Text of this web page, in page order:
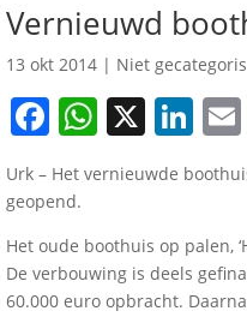
Vernieuwd
13 okt 2014 | Niet
Facebook
X
Urk – Het vernieuwde
geopend.
Het oude boothuis op palen,
De verbouwing is deels
60.000 euro opbracht.